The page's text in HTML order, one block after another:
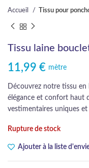
Accueil Tissu pour
Tissu laine
11,99 € mètre
Découvrez notre tissu
élégance et confort haut
vestimentaires uniques
Rupture de stock
Ajouter à la liste